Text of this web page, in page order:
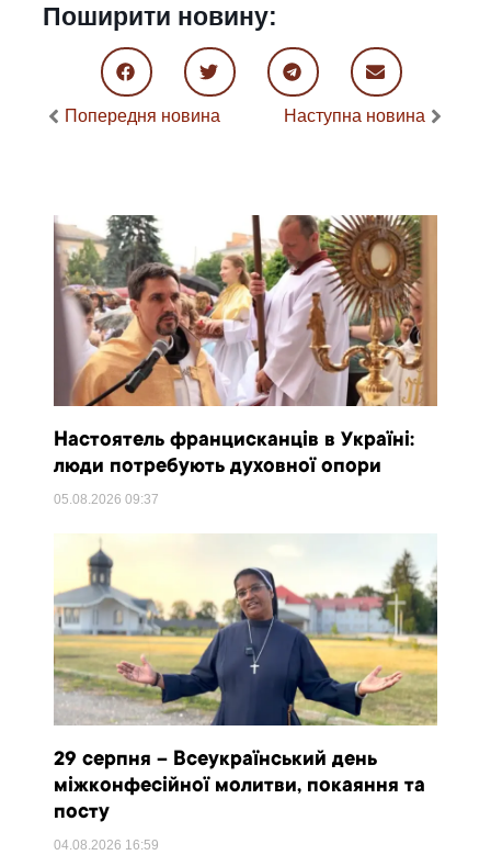
Поширити новину:
Попередня новина Наступна новина
Настоятель францисканців в Україні:
люди потребують духовної опори
05.08.202609:37
29 серпня – Всеукраїнський день
міжконфесійної молитви, покаяння та
посту
04.08.2026 16:59